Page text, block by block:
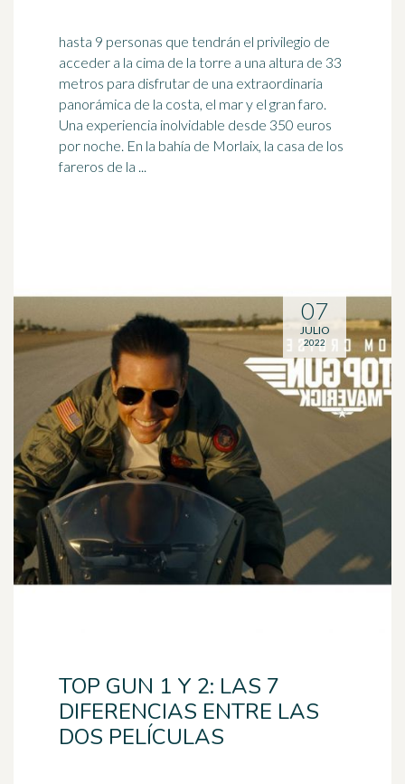
hasta 9 personas que tendrán el privilegio de
acceder a la cima de la torre a una altura de 33
metros para disfrutar de una extraordinaria
panorámica de la costa, el mar y el gran faro.
Una experiencia inolvidable desde 350 euros
por noche. En la bahía de Morlaix, la casa de los
fareros de la ...
TOP GUN 1 Y 2: LAS 7
DIFERENCIAS ENTRE LAS
DOS PELÍCULAS
07
JULIO
2022